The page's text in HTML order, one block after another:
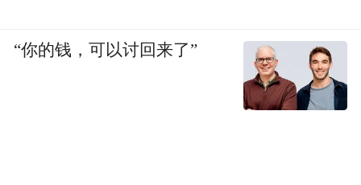
“你的钱，可以讨回来了”